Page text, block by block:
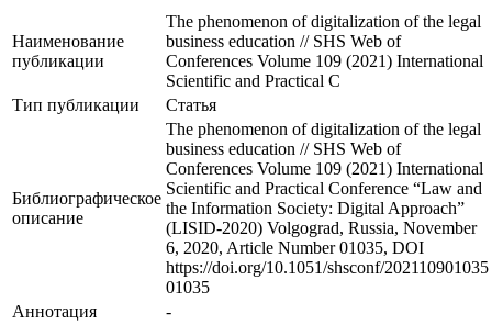
Наименование
публикации
The phenomenon of digitalization of the legal
business education // SHS Web of
Conferences Volume 109 (2021) International
Scientific and Practical C
Тип публикации
Статья
Библиографическое
описание
The phenomenon of digitalization of the legal
business education // SHS Web of
Conferences Volume 109 (2021) International
Scientific and Practical Conference “Law and
the Information Society: Digital Approach”
(LISID-2020) Volgograd, Russia, November
6, 2020, Article Number 01035, DOI
https://doi.org/10.1051/shsconf/202110901035
01035
Аннотация
-